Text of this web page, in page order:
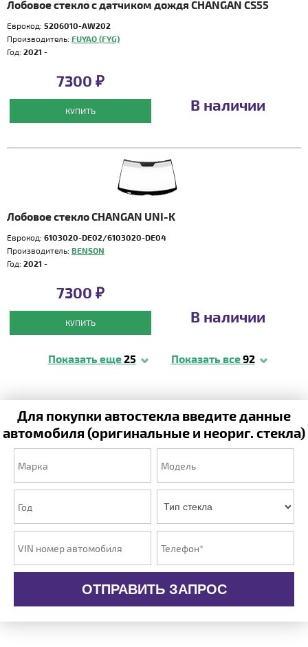
Лобовое стекло с датчиком дождя CHANGAN CS55
Еврокод: 5206010-AW202
Производитель: FUYAO (FYG)
Год: 2021 -
7300 ₽
КУПИТЬ В наличии
Лобовое стекло CHANGAN UNI-K
Еврокод: 6103020-DE02/6103020-DE04
Производитель: BENSON
Год: 2021 -
7300 ₽
КУПИТЬ В наличии
Показать еще25 Показать все92
Для покупки автостекла введите данные
автомобиля (оригинальные и неориг. стекла)
ОТПРАВИТЬ ЗАПРОС